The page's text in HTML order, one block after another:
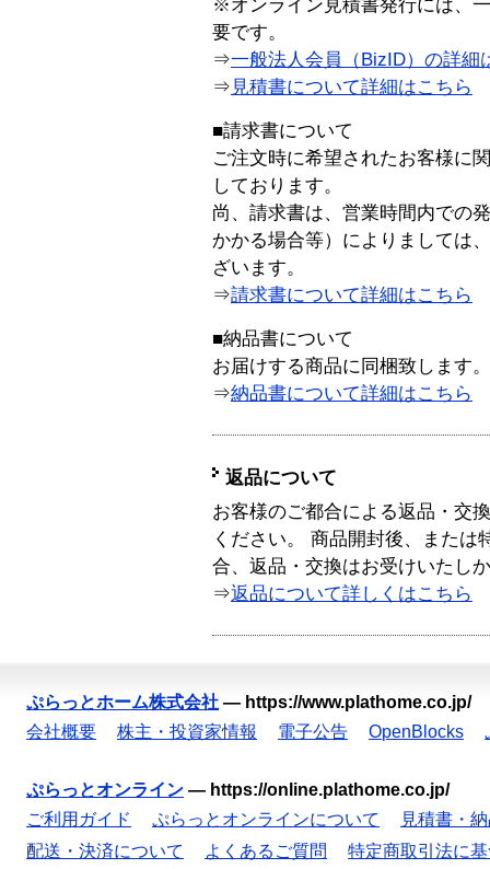
※オンライン見積書発行には、
要です。
⇒一般法人会員（BizID）の詳細
⇒ 見積書について詳細はこちら
■請求書について
ご注文時に希望されたお客様に
しております。
尚、請求書は、営業時間内での
かかる場合等）によりましては
ざいます。
⇒請求書について詳細はこちら
■納品書について
お届けする商品に同梱致します。
⇒納品書について詳細はこちら
返品について
お客様のご都合による返品・交
ください。 商品開封後、または
合、返品・交換はお受けいたし
⇒返品について詳しくはこちら
ぷらっとホーム株式会社 — https://www.plathome.co.jp/
会社概要
株主・投資家情報 電子公告 OpenBlocks
ぷらっとオンライン — https://online.plathome.co.jp/
ご利用ガイド
ぷらっとオンラインについて
見積書・
配送・決済について
よくあるご質問
特定商取引法に